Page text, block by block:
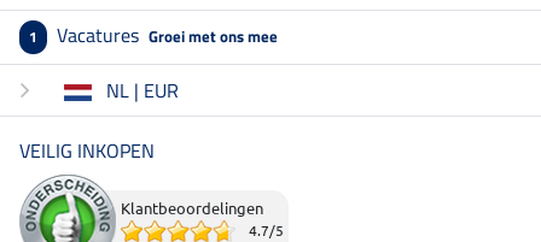
1 Vacatures Groei met ons mee
NL | EUR
VEILIG INKOPEN
Klantbeoordelingen
4.7/5